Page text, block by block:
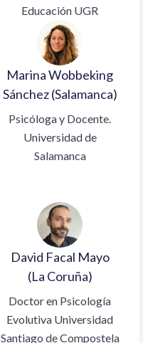
Educación UGR
Marina Wobbeking
Sánchez (Salamanca)
Psicóloga y Docente.
Universidad de
Salamanca
David Facal Mayo
(La Coruña)
Doctor en Psicología
Evolutiva Universidad
Santiago de Compostela